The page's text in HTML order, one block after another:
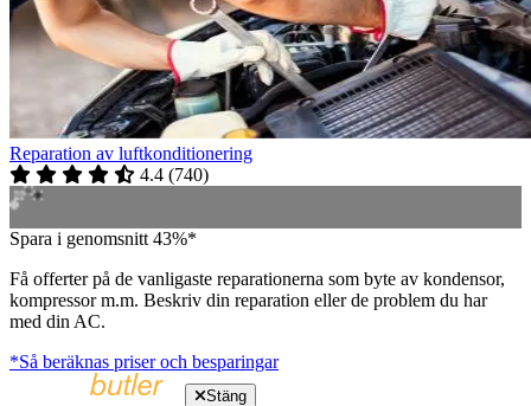
Reparation av luftkonditionering
4.4 (740)
Spara i genomsnitt 43%*
Få offerter på de vanligaste reparationerna som byte av kondensor,
kompressor m.m. Beskriv din reparation eller de problem du har
med din AC.
*Så beräknas priser och besparingar
Stäng